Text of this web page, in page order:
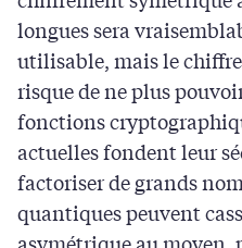
longues sera
utilisable, mais le
risque de ne plus
fonctions
actuelles fondent leur
factoriser de grands
quantiques peuvent